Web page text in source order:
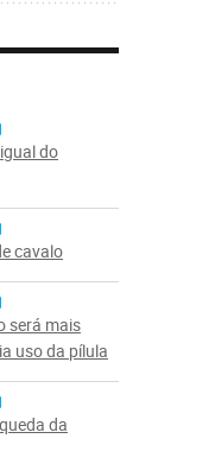
do
cavalo
será mais
uso da pílula
da